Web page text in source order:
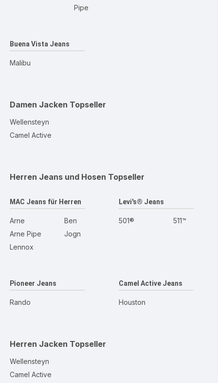
Pipe
Buena Vista Jeans
Malibu
Damen Jacken Topseller
Wellensteyn
Camel Active
Herren Jeans und Hosen Topseller
MAC Jeans für Herren
Arne
Arne Pipe
Lennox
Ben
Jogn
Levi's® Jeans
501® 511™
Pioneer Jeans
Rando
Camel Active Jeans
Houston
Herren Jacken Topseller
Wellensteyn
Camel Active